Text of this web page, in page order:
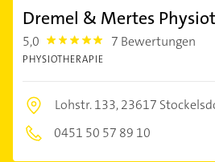
Dremel & Mertes
5,0 5.0 7 Bewertungen
PHYSIOTHERAPIE
Lohstr. 133,23617
0451 50 57 89 10